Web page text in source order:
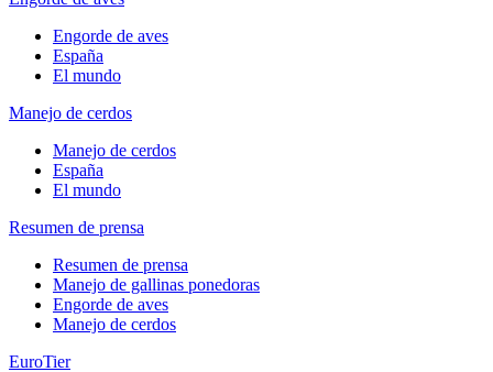
Engorde de aves
España
El mundo
Manejo de cerdos
Manejo de cerdos
España
El mundo
Resumen de prensa
Resumen de prensa
Manejo de gallinas ponedoras
Engorde de aves
Manejo de cerdos
EuroTier